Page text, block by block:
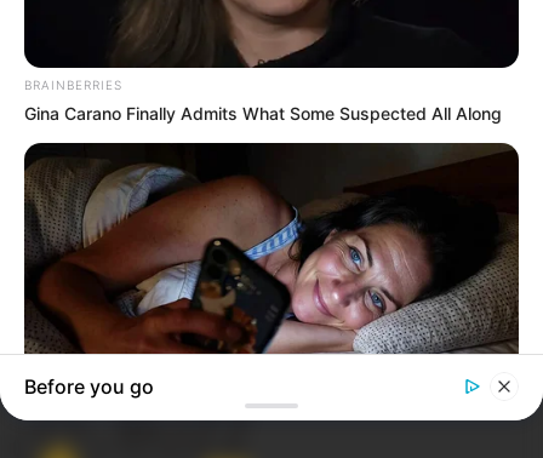
Schockierende Forderung & düstere Warnung:
Weidel will alle Syrer raus – Chrupalla sieht
Deutschlands Industrie am Abgrund!.H
Reform-Schock aus dem Bundestag: Friedrich
Merz sorgt mit seinem Appell für Aufruhr – diese
Pläne erschüttern jetzt ganz Deutschland.H
Diätenerhöhung soll ausgesetzt werden? Nicht mit
Merz.H